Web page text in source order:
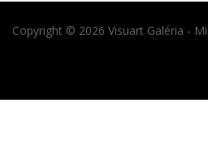
Copyright © 2026 Visuart Galéria -